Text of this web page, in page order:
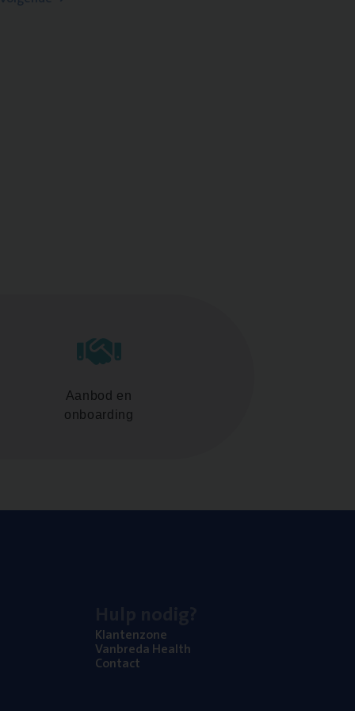
Aanbod en
onboarding
Klan­ten­zo­ne
Van­b­re­da Health
Con­tact